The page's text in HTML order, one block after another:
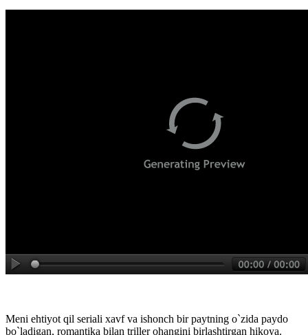
Meni ehtiyot qil seriali xavf va ishonch bir paytning o`zida paydo
bo`ladigan, romantika bilan triller ohangini birlashtirgan hikoya.